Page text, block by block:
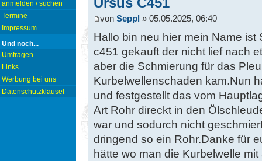
anmelden / suchen
Termine
Impressum
Und noch...
Umfragen
Links
Werbung bei uns
Datenschutzklausel
von Seppl » 05.05.2025, 06:40
Hallo bin neu hier mein Name
c451 gekauft der nicht lief nach
aber die Schmierung für das
Kurbelwellenschaden kam.Nun
und festgestellt das vom
Art Rohr direckt in den
war und sodurch nicht
dringend so ein Rohr.Danke für
hätte wo man die Kurbelwelle